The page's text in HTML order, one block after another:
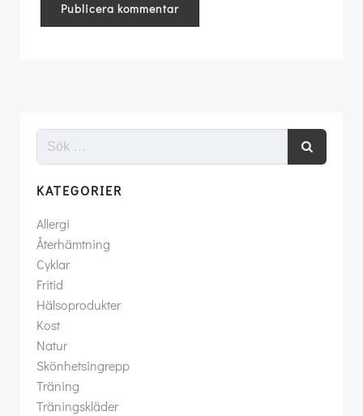
KATEGORIER
Allergi
Återhämtning
Cyklar
Fritid
Hälsoprodukter
Kost
Natur
Skönhetsingrepp
Träning
Träningskläder